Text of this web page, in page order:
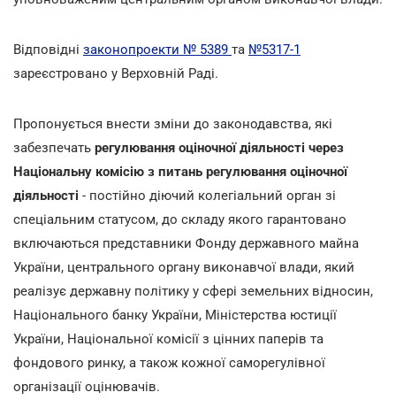
Відповідні законопроекти № 5389 та №5317-1
зареєстровано у Верховній Раді.
Пропонується внести зміни до законодавства, які
забезпечать регулювання оціночної діяльності через
Національну комісію з питань регулювання оціночної
діяльності - постійно діючий колегіальний орган зі
спеціальним статусом, до складу якого гарантовано
включаються представники Фонду державного майна
України, центрального органу виконавчої влади, який
реалізує державну політику у сфері земельних відносин,
Національного банку України, Міністерства юстиції
України, Національної комісії з цінних паперів та
фондового ринку, а також кожної саморегулівної
організації оцінювачів.